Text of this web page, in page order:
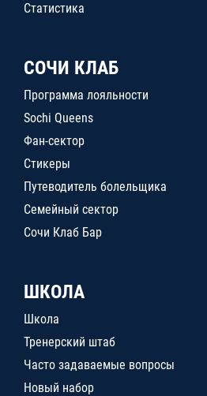
Статистика
СОЧИ КЛАБ
Программа лояльности
Sochi Queens
Фан-сектор
Стикеры
Путеводитель болельщика
Семейный сектор
Сочи Клаб Бар
ШКОЛА
Школа
Тренерский штаб
Часто задаваемые вопросы
Новый набор